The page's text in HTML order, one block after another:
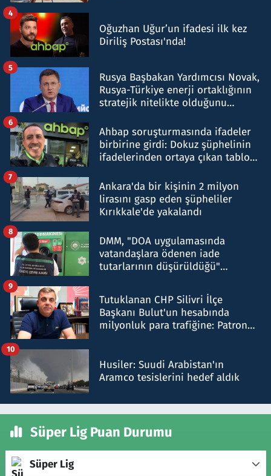
Oğuzhan Uğur’un ifadesi ilk kez
Diriliş Postası'nda!
4
Rusya Başbakan Yardımcısı Novak,
Rusya-Türkiye enerji ortaklığının
stratejik nitelikte olduğunu
5
Ahbap soruşturmasında ifadeler
birbirine girdi: Dokuz şüphelinin
ifadelerinden ortaya çıkan tablo
6
Ankara'da bir kişinin 2 milyon
lirasını gasp eden şüpheliler
Kırıkkale'de yakalandı
7
DMM, "DOA uygulamasında
vatandaşlara ödenen iade
tutarlarının düşürüldüğü"
8
Tutuklanan CHP Silivri İlçe
Başkanı Bulut'un hesabında
milyonluk para trafiğine: Patron
9
Husiler: Suudi Arabistan'ın
Aramco tesislerini hedef aldık
10
Süper Lig Puan Durumu
Süper Lig